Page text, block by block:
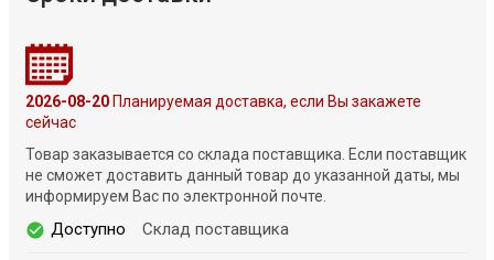
2026-08-20Планируемая доставка, если Вы закажете
сейчас
Товар заказывается со склада поставщика. Если поставщик
не сможет доставить данный товар до указанной даты, мы
информируем Вас по электронной почте.
Доступно Склад поставщика